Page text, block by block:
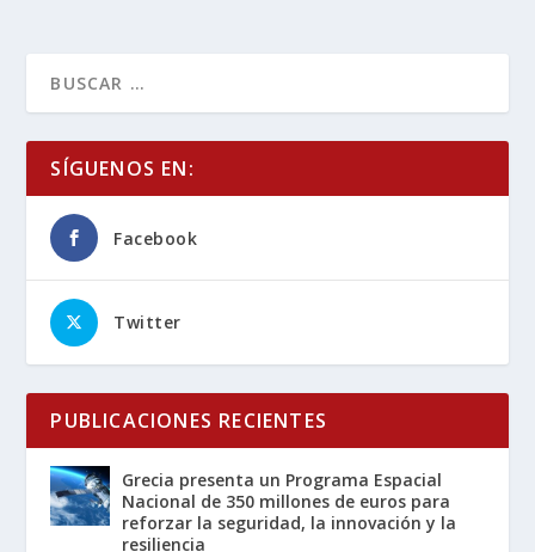
SÍGUENOS EN:
Facebook
Twitter
PUBLICACIONES RECIENTES
Grecia presenta un Programa Espacial
Nacional de 350 millones de euros para
reforzar la seguridad, la innovación y la
resiliencia